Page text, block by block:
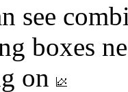
see
boxes
on